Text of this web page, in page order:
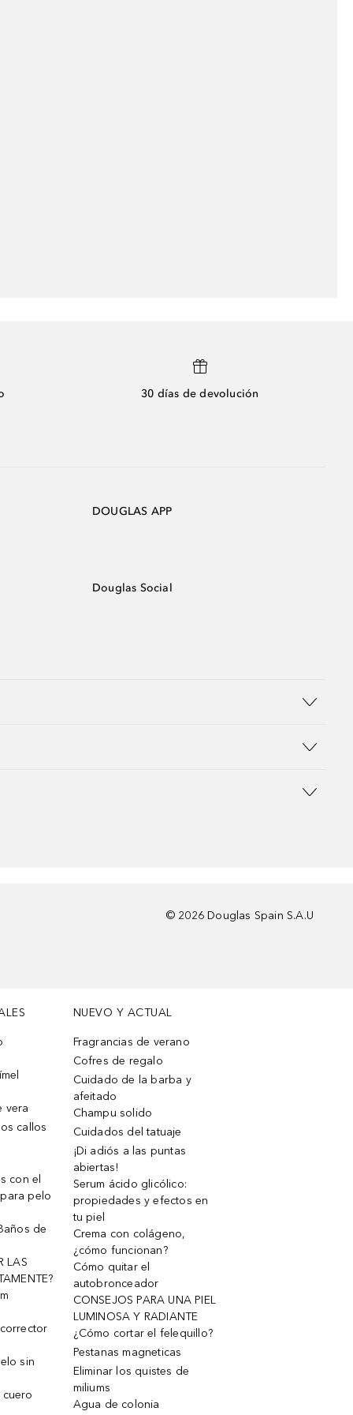
30 días de devolución
DOUGLAS APP
Douglas Social
© 2026 Douglas Spain S.A.U
vera
callos
con el
pelo
de
LAS
sin
cuero
NUEVO Y ACTUAL
Fragrancias de verano
Cofres de regalo
Cuidado de la barba y
afeitado
Champu solido
Cuidados del tatuaje
¡Di adiós a las puntas
abiertas!
Serum ácido glicólico:
propiedades y efectos en
tu piel
Crema con colágeno,
¿cómo funcionan?
Cómo quitar el
autobronceador
CONSEJOS PARA UNA PIEL
LUMINOSA Y RADIANTE
¿Cómo cortar el felequillo?
Pestanas magneticas
Eliminar los quistes de
miliums
Agua de colonia